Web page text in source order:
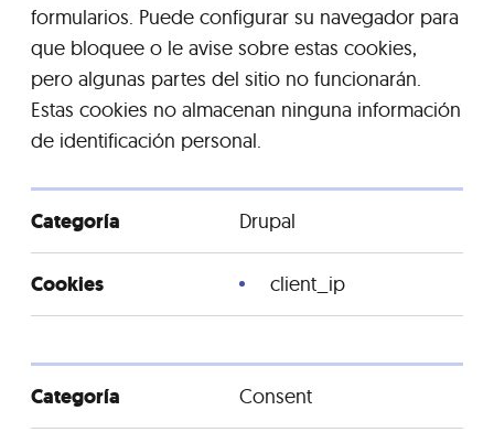
formularios. Puede configurar su navegador para
que bloquee o le avise sobre estas cookies,
pero algunas partes del sitio no funcionarán.
Estas cookies no almacenan ninguna información
de identificación personal.
Drupal
client_ip
Consent